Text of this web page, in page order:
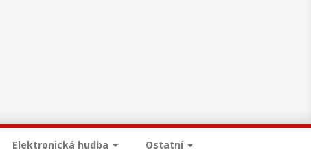
Elektronická hudba Ostatní